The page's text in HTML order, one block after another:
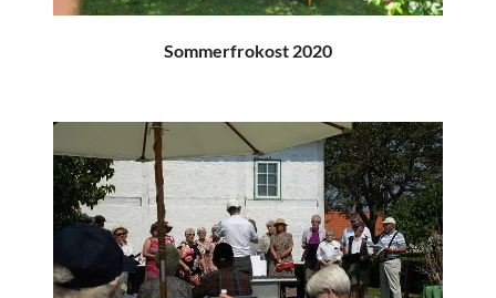
Sommerfrokost 2020